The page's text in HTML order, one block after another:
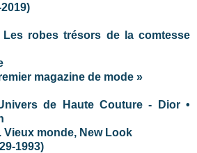
Les robes trésors de la comtesse
magazine de mode »
de Haute Couture - Dior •
Vieux monde, New Look
1993)